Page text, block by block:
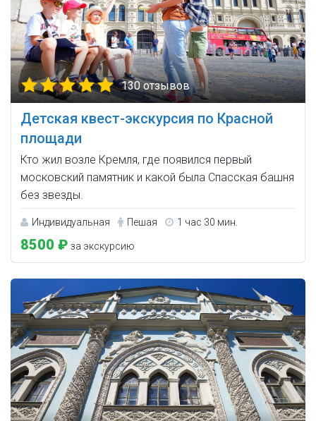
130 отзывов
Детская квест-экскурсия по Красной
площади
Кто жил возле Кремля, где появился первый
московский памятник и какой была Спасская башня
без звезды.
Индивидуальная Пешая 1 час 30 мин.
8500 ₽ за экскурсию